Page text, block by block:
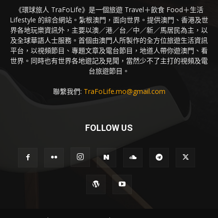
《環球旅人 TraFoLife》是一個旅遊 Travel＋飲食 Food＋生活
Lifestyle 的綜合網站。紮根澳門，面向世界。提供澳門、香港及世
界各地玩樂資訊外，主要以澳／港／台／中／新／馬居民為主，以
及全球華語人士服務。首個由澳門人所製作的全方位旅遊生活資訊
平台，以視頻節目、專題文章及電台節目，地道人帶你遊澳門、看
世界。同時也有世界各地遊記及見聞，當然少不了主打的視頻及電
台旅遊節目。
聯繫我們: TraFoLife.mo@gmail.com
FOLLOW US